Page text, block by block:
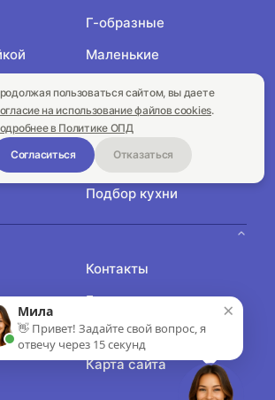
Г-образные
Маленькие
Акции
Замер
Подбор кухни
Контакты
Блог
Отзывы
Карта сайта
пользоваться сайтом, вы даете
на использование файлов cookies.
в Политике ОПД
Согласиться
Отказаться
×
Мила
👋 Привет! Задайте свой вопрос, я
отвечу через 15 секунд